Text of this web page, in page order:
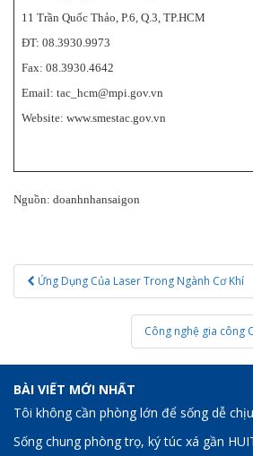
11 Trần Quốc Thảo, P.6, Q.3, TP.HCM
ĐT: 08.3930.9973
Fax: 08.3930.4642
Email: tac_hcm@mpi.gov.vn
Website: www.smestac.gov.vn
Nguồn: doanhnhansaigon
MB2-704 test,
M70-101 exam ,
100-101 exam,
70-410 test ,
9A0-385 exam,
HP0-S42 exam
JK0-022 test,
Post
navigation
Ứng Dụng Của Laser Trong Ngành Cơ Khí
Công nghệ gia công
BÀI VIẾT MỚI NHẤT
Tôi không cần phòng lớn để sống dễ
Sống chung phòng trọ, ký túc xá gần